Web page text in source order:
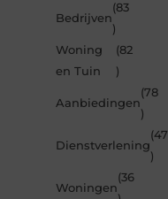
Bedrijven
(83
)
Woning
en Tuin
(82
)
Aanbiedingen
(78
)
Dienstverlening
(47
)
Woningen
(36